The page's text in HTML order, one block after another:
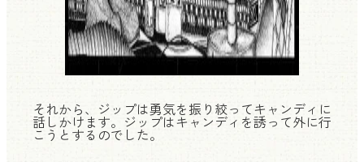
それから、ジップは勇気を振り絞ってキャンディに
話しかけます。ジップはキャンディを誘って外に行
こうとするのでした。